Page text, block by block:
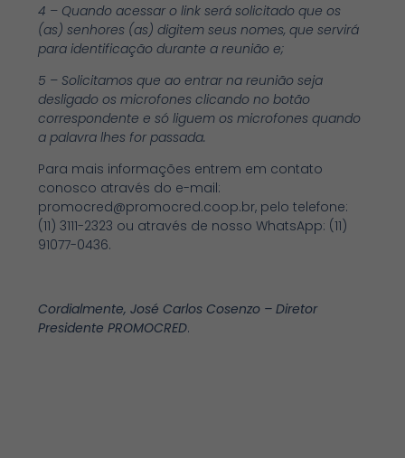
4 – Quando acessar o link será solicitado que os
(as) senhores (as) digitem seus nomes, que servirá
para identificação durante a reunião e;
5 – Solicitamos que ao entrar na reunião seja
desligado os microfones clicando no botão
correspondente e só liguem os microfones quando
a palavra lhes for passada.
Para mais informações entrem em contato
conosco através do e-mail:
promocred@promocred.coop.br, pelo telefone:
(11) 3111-2323 ou através de nosso WhatsApp: (11)
91077-0436.
Cordialmente, José Carlos Cosenzo – Diretor
Presidente PROMOCRED.